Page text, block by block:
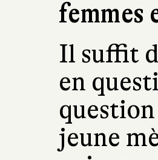
femmes
Il suffit
en
jeune